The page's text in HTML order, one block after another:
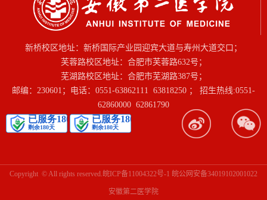
新桥校区地址：新桥国际产业园迎宾大道与寿州大道交口；
芙蓉路校区地址：合肥市芙蓉路632号；
芜湖路校区地址：合肥市芜湖路387号；
邮编：230601；电话：0551-63862111 63818250 ； 招生热线:0551-
62860000 62861790
Copyright © All rights reserved. 皖ICP备11004322号-1 皖公网安备34019102001022
安徽第二医学院